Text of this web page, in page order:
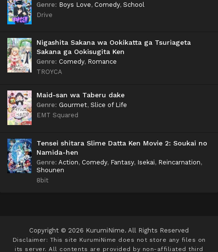
Genre: Boys Love, Comedy, School
Drive
Nigashita Sakana wa Ookikatta ga Tsuriageta
Sakana ga Ookisugita Ken
Genre: Comedy, Romance
TROYCA
Maid-san wa Taberu dake
Genre: Gourmet, Slice of Life
EMT Squared
Tensei shitara Slime Datta Ken Movie 2: Soukai no
Namida-hen
Genre: Action, Comedy, Fantasy, Isekai, Reincarnation,
Shounen
8bit
Copyright © 2026 KurumiNime. All Rights Reserved
Disclaimer: This site KurumiNime does not store any files on
its server. All contents are provided by non-affiliated third